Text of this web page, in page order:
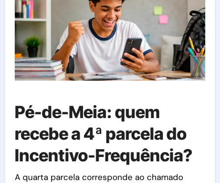
Pé-de-Meia: quem
recebe a 4ª parcela do
Incentivo-Frequência?
A quarta parcela corresponde ao chamado